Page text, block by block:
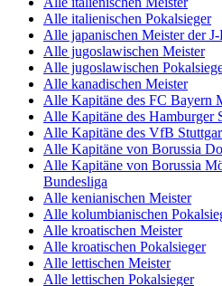
Alle italienischen Pokalsieger
Alle japanischen Meister der
Alle jugoslawischen Meister
Alle jugoslawischen
Alle kanadischen Meister
Alle Kapitäne des FC Bayern
Alle Kapitäne des Hamburger
Alle Kapitäne des VfB
Alle Kapitäne von Borussia
Alle Kapitäne von Borussia
Bundesliga
Alle kenianischen Meister
Alle kolumbianischen
Alle kroatischen Meister
Alle kroatischen Pokalsieger
Alle lettischen Meister
Alle lettischen Pokalsieger